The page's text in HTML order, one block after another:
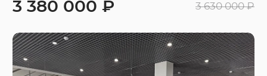
3 380 000 ₽ 3 630 000 ₽